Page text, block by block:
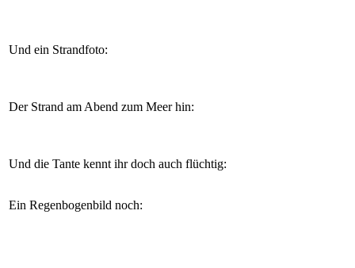
Und ein Strandfoto:
Der Strand am Abend zum Meer hin:
Und die Tante kennt ihr doch auch flüchtig:
Ein Regenbogenbild noch: